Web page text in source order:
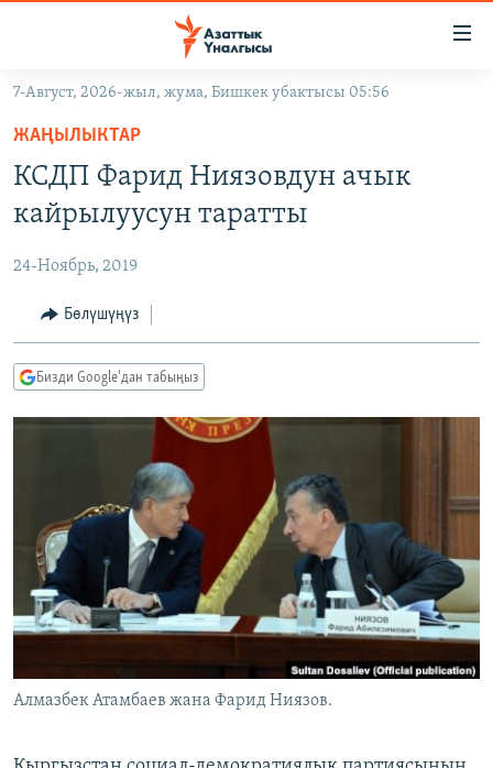
Навигацияга
өтүңүз
Издөөгө
салыңыз
ЭКОНОМИКА
МАДАНИЯТ
ДҮЙНӨ
БОРБОР АЗИЯ
УКРАИНА
АТАЙЫН ИЛИКТӨӨ
ТВ ПРОГРАММАЛАР
ЭКСПЕРТТЕР ТАЛДАЙТ
БИЗ ЖАНА ДҮЙНӨ
ЭЖЕ-СИҢДИЛЕР
АЗАТТЫК+
ЫҢГАЙСЫЗ СУРООЛОР
ӨЗГӨЧӨ ПИКИР
ОНЛАЙН ШЕРИНЕ
ЭЕ/АРнун бардык сайттары
7-Август, 2026-жыл, жума, Бишкек убактысы 05:56
ЖАҢЫЛЫКТАР
КСДП Фарид Ниязовдун ачык
кайрылуусун таратты
24-Ноябрь, 2019
Бөлүшүңүз
Бизди Google'дан табыңыз
Алмазбек Атамбаев жана Фарид Ниязов.